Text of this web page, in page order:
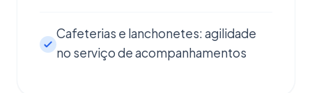
Cafeterias e lanchonetes: agilidade
no serviço de acompanhamentos